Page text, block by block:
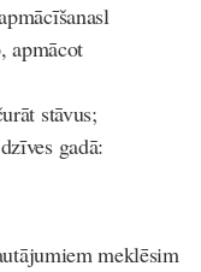
apmācot
stāvus;
gadā:
meklēsim